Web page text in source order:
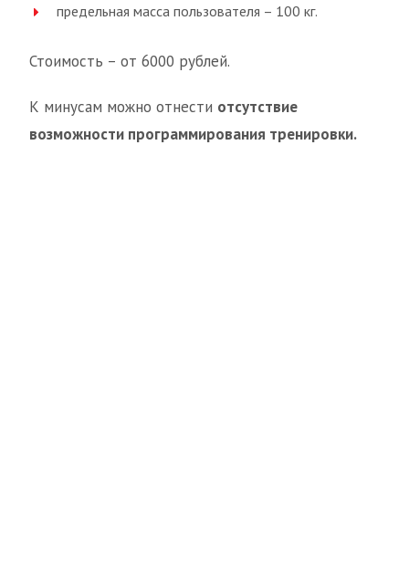
предельная масса пользователя – 100 кг.
Стоимость – от 6000 рублей.
К минусам можно отнести отсутствие
возможности программирования тренировки.